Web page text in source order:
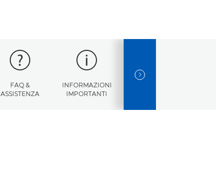
FAQ &
ASSISTENZA
INFORMAZIONI
IMPORTANTI
NEXT SLIDE